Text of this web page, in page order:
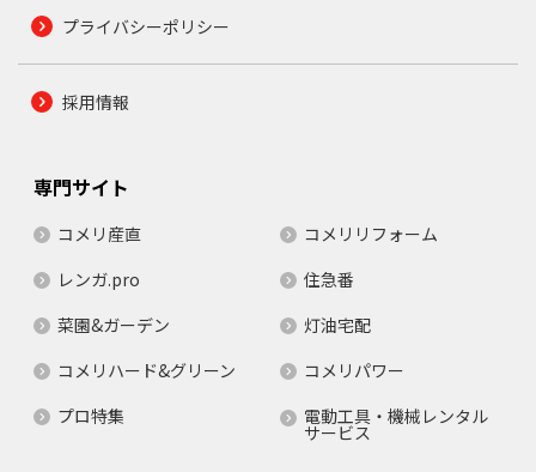
プライバシーポリシー
採用情報
専門サイト
コメリ産直
コメリリフォーム
レンガ.pro
住急番
菜園&ガーデン
灯油宅配
コメリハード&グリーン
コメリパワー
プロ特集
電動工具・機械レンタル
サービス